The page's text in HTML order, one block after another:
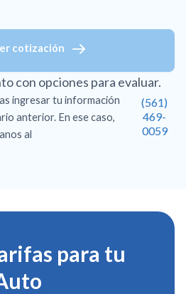
cotización
con opciones para evaluar.
ingresar tu información
anterior. En ese caso,
al
(561)
469-
0059
para tu